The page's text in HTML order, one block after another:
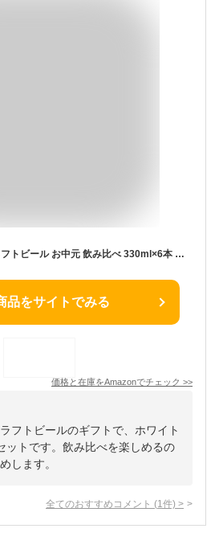
常陸野ネストビール クラフトビール お中元 飲み比べ 330ml×6本 ギフトセット【オリジナルBOX】
品をサイトでみる
価格と在庫をAmazonでチェック >>
フトビールのギフトで、ホワイト
ットです。飲み比べを楽しめるの
します。
全てのおすすめコメント (1 件) >